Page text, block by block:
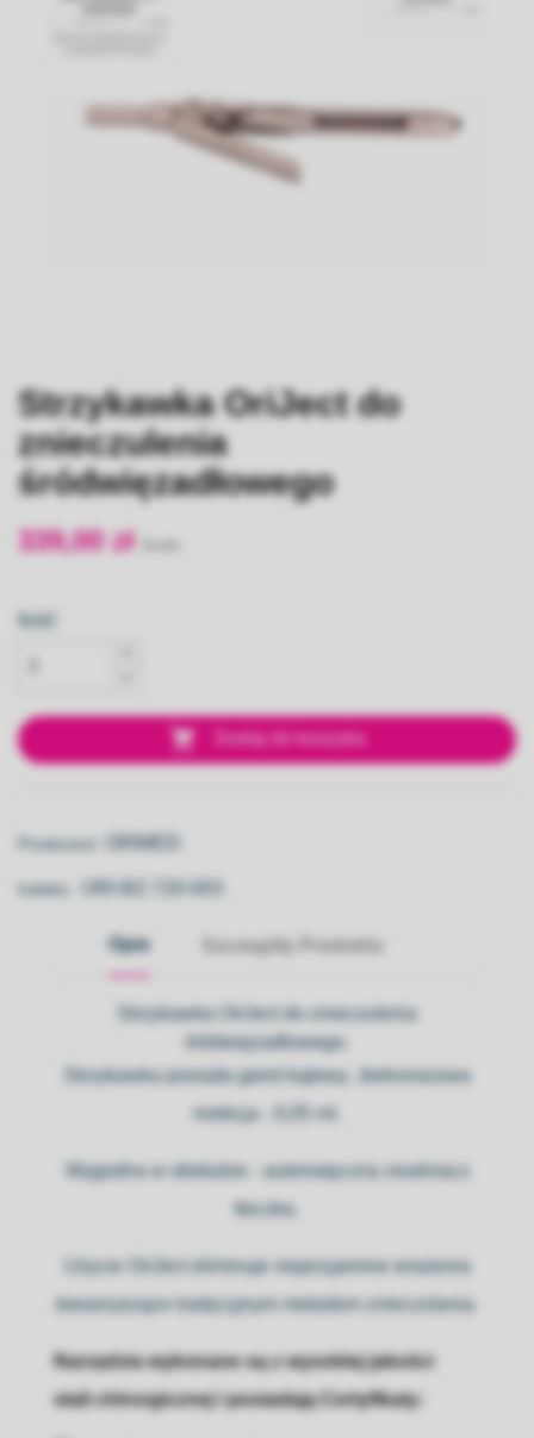
Strzykawka OriJect do
znieczulenia
śródwięzadłowego
339,00 zł
Ilość
 Dodaj do koszyka
Producent: ORIMED
Indeks::
Opis Szczegóły Produktu
Strzykawka OriJect do znieczulenia
śródwięzadłowego.
Strzykawka posiada gwint kątowy. Jednorazowa
iniekcja - 0,05 ml.
Wygodna w obsłudze - automatyczny zwalniacz
tłoczka.
Użycie OriJect eliminuje nieprzyjemne wrażenia
towarzyszące tradycyjnym metodom znieczulania.
Narzędzia wykonane są z wysokiej jakości
stali chirurgicznej i posiadają Certyfikaty: